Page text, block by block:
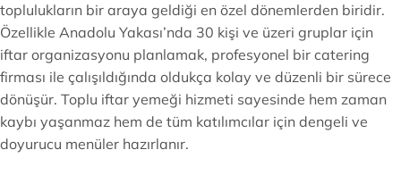
toplulukların bir araya geldiği en özel dönemlerden biridir.
Özellikle Anadolu Yakası’nda 30 kişi ve üzeri gruplar için
iftar organizasyonu planlamak, profesyonel bir catering
firması ile çalışıldığında oldukça kolay ve düzenli bir sürece
dönüşür. Toplu iftar yemeği hizmeti sayesinde hem zaman
kaybı yaşanmaz hem de tüm katılımcılar için dengeli ve
doyurucu menüler hazırlanır.